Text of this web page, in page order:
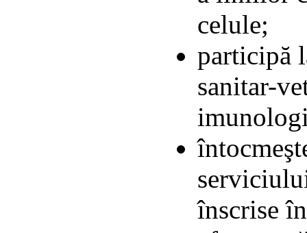
celule;
participă
sanitar-
înscrise